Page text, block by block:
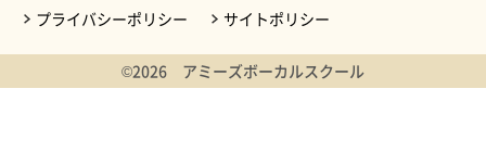
プライバシーポリシー サイトポリシー
©2026 アミーズボーカルスクール